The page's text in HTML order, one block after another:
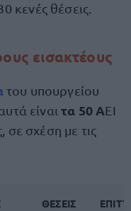
κενές θέσεις.
εισακτέους
του υπουργείου
είναιτα 50 ΑΕΙ
σε σχέση με τις
ΘΕΣΕΙΣ